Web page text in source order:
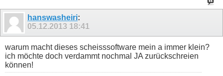
hanswasheiri:
05.12.2013 18:41
warum macht dieses scheisssoftware mein a immer klein?
ich möchte doch verdammt nochmal JA zurückschreien
können!